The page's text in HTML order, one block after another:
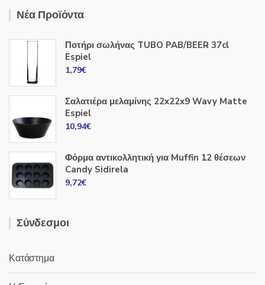
Νέα Προϊόντα
Ποτήρι σωλήνας TUBO PAB/BEER 37cl
Espiel
1,79€
Σαλατιέρα μελαμίνης 22x22x9 Wavy Matte
Espiel
10,94€
Φόρμα αντικολλητική για Muffin 12 θέσεων
Candy Sidirela
9,72€
Σύνδεσμοι
Κατάστημα